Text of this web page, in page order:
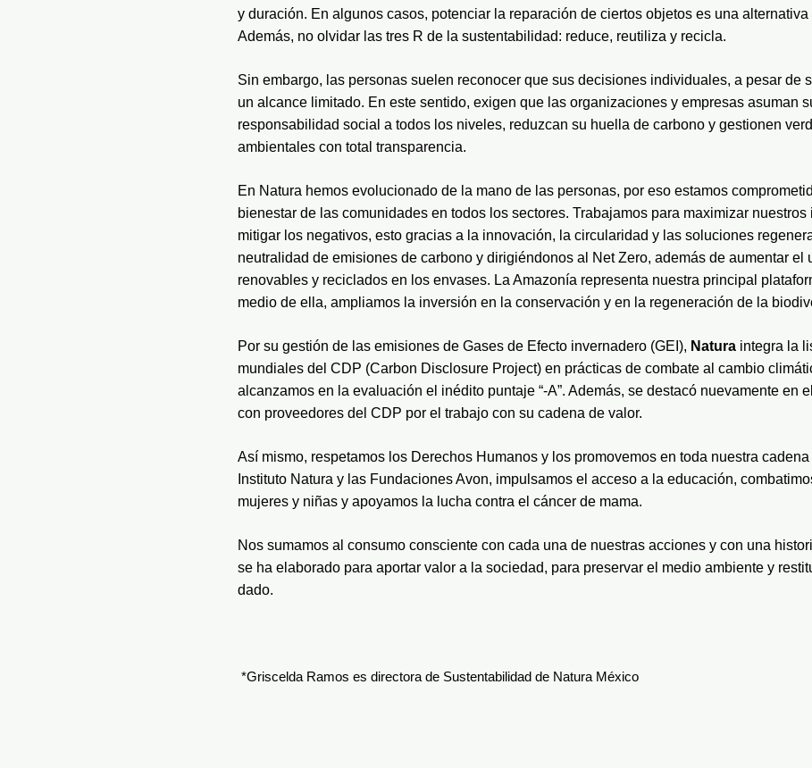
y duración. En algunos casos, potenciar la reparación de ciertos objetos es una alternativa
Además, no olvidar las tres R de la sustentabilidad: reduce, reutiliza y recicla.
Sin embargo, las personas suelen reconocer que sus decisiones individuales, a pesar de
un alcance limitado. En este sentido, exigen que las organizaciones y empresas asuman
responsabilidad social a todos los niveles, reduzcan su huella de carbono y gestionen
ambientales con total transparencia.
En Natura hemos evolucionado de la mano de las personas, por eso estamos
bienestar de las comunidades en todos los sectores. Trabajamos para maximizar
mitigar los negativos, esto gracias a la innovación, la circularidad y las soluciones
neutralidad de emisiones de carbono y dirigiéndonos al Net Zero, además de aumentar el
renovables y reciclados en los envases. La Amazonía representa nuestra principal
medio de ella, ampliamos la inversión en la conservación y en la regeneración de la
Por su gestión de las emisiones de Gases de Efecto invernadero (GEI), Natura integra la
mundiales del CDP (Carbon Disclosure Project) en prácticas de combate al cambio
alcanzamos en la evaluación el inédito puntaje “-A”. Además, se destacó nuevamente en
con proveedores del CDP por el trabajo con su cadena de valor.
Así mismo, respetamos los Derechos Humanos y los promovemos en toda nuestra cadena
Instituto Natura y las Fundaciones Avon, impulsamos el acceso a la educación,
mujeres y niñas y apoyamos la lucha contra el cáncer de mama.
Nos sumamos al consumo consciente con cada una de nuestras acciones y con una
se ha elaborado para aportar valor a la sociedad, para preservar el medio ambiente y
dado.
*Griscelda Ramos es directora de Sustentabilidad de Natura México